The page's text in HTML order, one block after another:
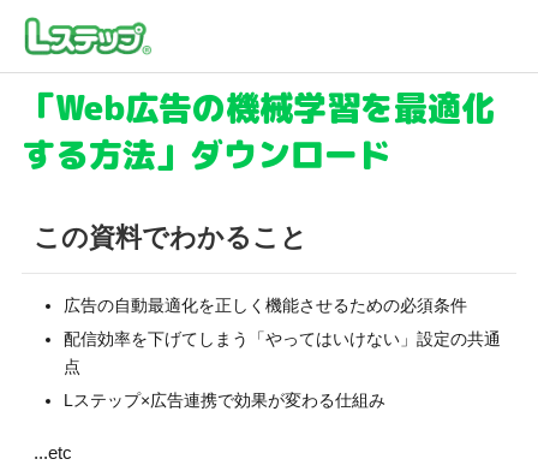
「Web広告の機械学習を最適化
する方法」ダウンロード
この資料でわかること
広告の自動最適化を正しく機能させるための必須条件
配信効率を下げてしまう「やってはいけない」設定の共通
点
Lステップ×広告連携で効果が変わる仕組み
...etc